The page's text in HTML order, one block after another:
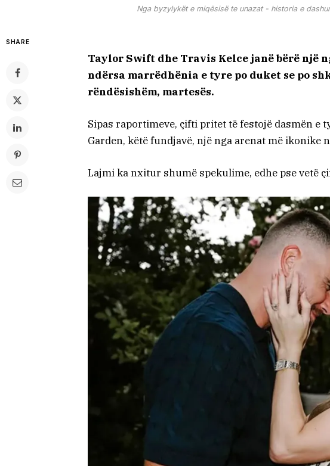
Nga byzylykët e miqësisë te unazat - historia e
SHARE
Taylor Swift dhe Travis Kelce janë bërë një
ndërsa marrëdhënia e tyre po duket se po
rëndësishëm, martesës.
Sipas raportimeve, çifti pritet të festojë dasmën e
Garden, këtë fundjavë, një nga arenat më ikonike
Lajmi ka nxitur shumë spekulime, edhe pse vetë